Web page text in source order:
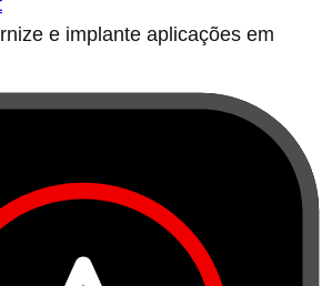
e implante aplicações em